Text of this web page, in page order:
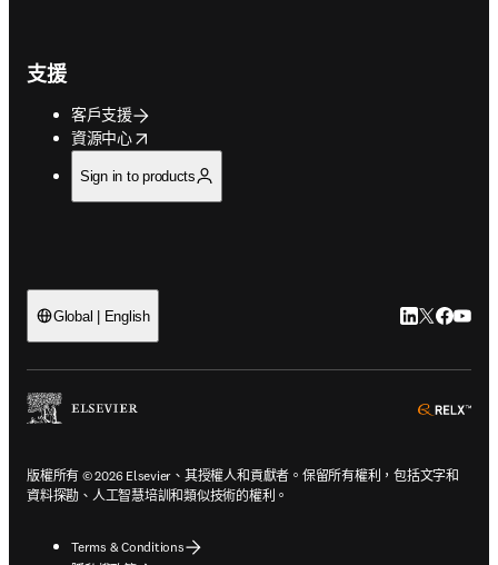
支援
客戶支援
資源中心
opens in new tab/window
Sign in to products
Global | English LinkedIn 打
Twitter 打
版權所有 © 2026 Elsevier、其授權人和貢獻者。保留所有權利，包括文字和
資料探勘、人工智慧培訓和類似技術的權利。
Terms & Conditions